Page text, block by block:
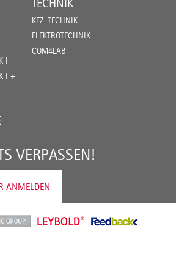
I
I +
TECHNIK
KFZ-TECHNIK
ELEKTROTECHNIK
COM4LAB
VERPASSEN!
ANMELDEN